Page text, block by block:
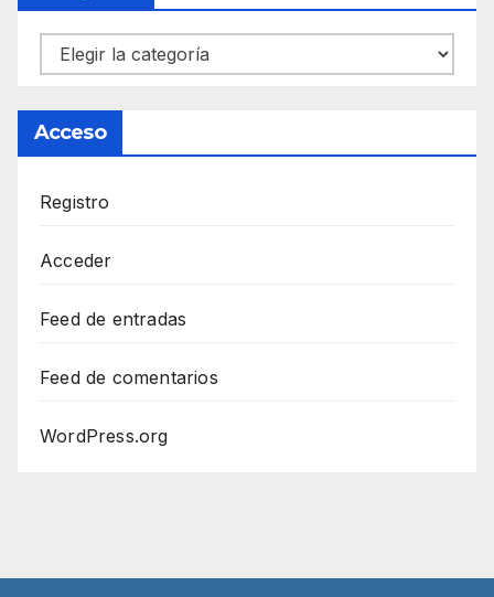
Categorías
Acceso
Registro
Acceder
Feed de entradas
Feed de comentarios
WordPress.org